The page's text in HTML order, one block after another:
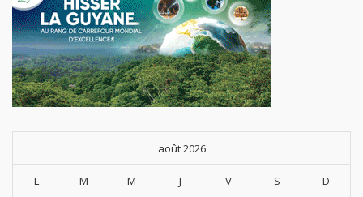
août 2026
L M M J V S D